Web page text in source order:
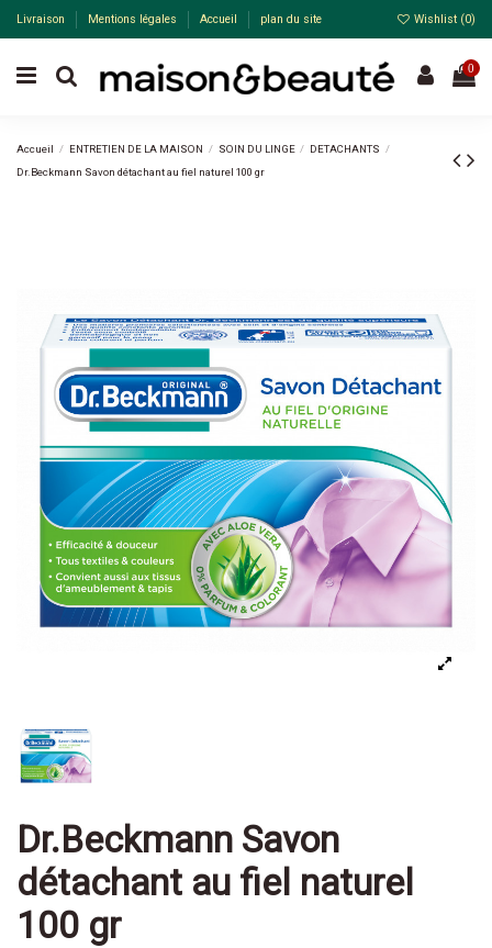
Livraison Mentions légales Accueil plan du site Wishlist (0)
0
Accueil ENTRETIEN DE LA MAISON SOIN DU LINGE
DETACHANTS
Dr.Beckmann Savon détachant au fiel naturel 100 gr
Dr.Beckmann Savon
détachant au fiel naturel
100 gr